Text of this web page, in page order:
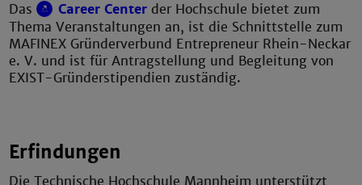
Das
Career Center der Hochschule bietet zum
Thema Veranstaltungen an, ist die Schnittstelle zum
MAFINEX Gründerverbund Entrepreneur Rhein-Neckar
e. V. und ist für Antragstellung und Begleitung von
EXIST-Gründerstipendien zuständig.
Erfindungen
Die Technische Hochschule Mannheim unterstützt